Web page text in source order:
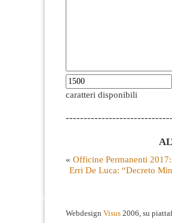
caratteri disponibili
« Officine Permanenti 2017:
Erri De Luca: “Decreto
Webdesign Visus 2006, su